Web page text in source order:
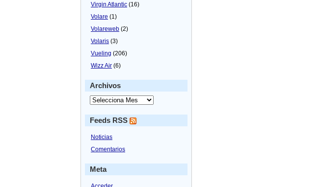
Virgin Atlantic (16)
Volare (1)
Volareweb (2)
Volaris (3)
Vueling (206)
Wizz Air (6)
Archivos
Feeds RSS
Noticias
Comentarios
Meta